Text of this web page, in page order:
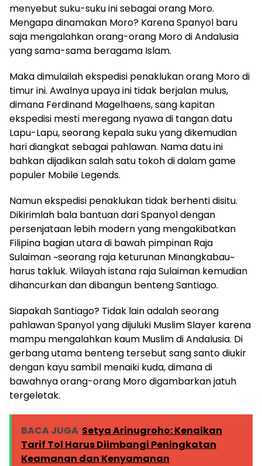
menyebut suku-suku ini sebagai orang Moro.
Mengapa dinamakan Moro? Karena Spanyol baru
saja mengalahkan orang-orang Moro di Andalusia
yang sama-sama beragama Islam.
Maka dimulailah ekspedisi penaklukan orang Moro di
timur ini. Awalnya upaya ini tidak berjalan mulus,
dimana Ferdinand Magelhaens, sang kapitan
ekspedisi mesti meregang nyawa di tangan datu
Lapu-Lapu, seorang kepala suku yang dikemudian
hari diangkat sebagai pahlawan. Nama datu ini
bahkan dijadikan salah satu tokoh di dalam game
populer Mobile Legends.
Namun ekspedisi penaklukan tidak berhenti disitu.
Dikirimlah bala bantuan dari Spanyol dengan
persenjataan lebih modern yang mengakibatkan
Filipina bagian utara di bawah pimpinan Raja
Sulaiman ~seorang raja keturunan Minangkabau~
harus takluk. Wilayah istana raja Sulaiman kemudian
dihancurkan dan dibangun benteng Santiago.
Siapakah Santiago? Tidak lain adalah seorang
pahlawan Spanyol yang dijuluki Muslim Slayer karena
mampu mengalahkan kaum Muslim di Andalusia. Di
gerbang utama benteng tersebut sang santo diukir
dengan kayu sambil menaiki kuda, dimana di
bawahnya orang-orang Moro digambarkan jatuh
tergeletak.
BACA JUGA Setya Arinugroho: Kenaikan
Tarif Tol Harus Diimbangi Peningkatan
Keamanan dan Kenyamanan